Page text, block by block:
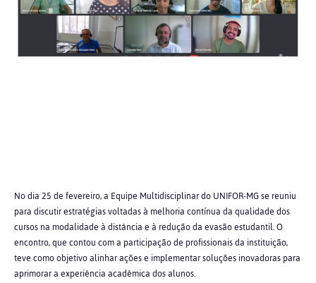
No dia 25 de fevereiro, a Equipe Multidisciplinar do UNIFOR-MG se reuniu
para discutir estratégias voltadas à melhoria contínua da qualidade dos
cursos na modalidade à distância e à redução da evasão estudantil. O
encontro, que contou com a participação de profissionais da instituição,
teve como objetivo alinhar ações e implementar soluções inovadoras para
aprimorar a experiência acadêmica dos alunos.